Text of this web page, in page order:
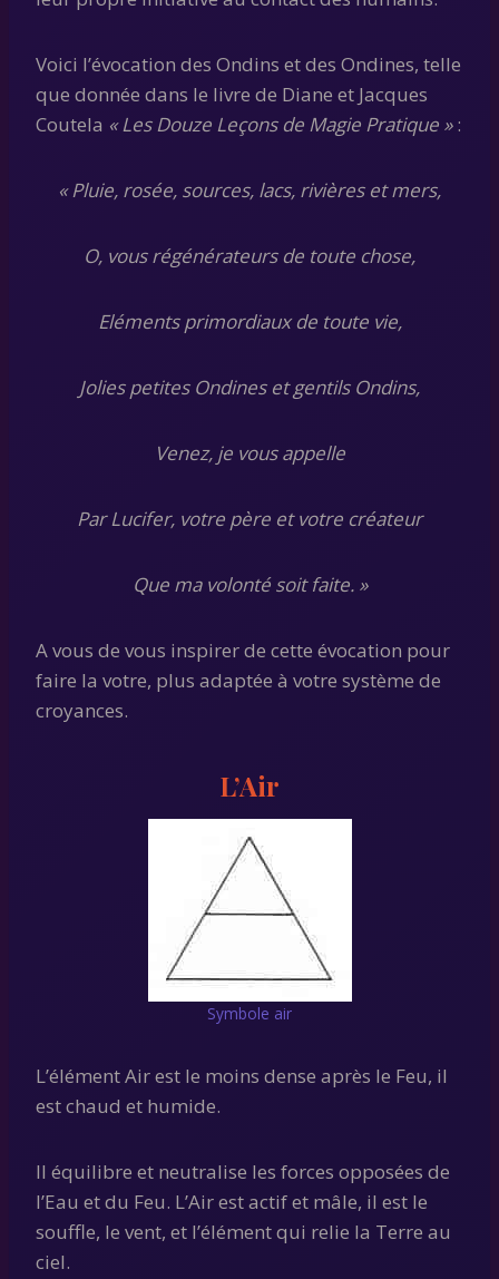
Voici l’évocation des Ondins et des Ondines, telle
que donnée dans le livre de Diane et Jacques
Coutela « Les Douze Leçons de Magie Pratique »:
« Pluie, rosée, sources, lacs, rivières et mers,
O, vous régénérateurs de toute chose,
Eléments primordiaux de toute vie,
Jolies petites Ondines et gentils Ondins,
Venez, je vous appelle
Par Lucifer, votre père et votre créateur
Que ma volonté soit faite. »
A vous de vous inspirer de cette évocation pour
faire la votre, plus adaptée à votre système de
croyances.
L’Air
Symbole air
L’élément Air est le moins dense après le Feu, il
est chaud et humide.
Il équilibre et neutralise les forces opposées de
l’Eau et du Feu. L’Air est actif et mâle, il est le
souffle, le vent, et l’élément qui relie la Terre au
ciel.